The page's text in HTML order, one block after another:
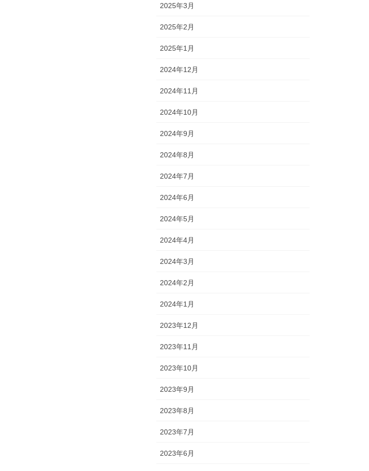
2025年3月
2025年2月
2025年1月
2024年12月
2024年11月
2024年10月
2024年9月
2024年8月
2024年7月
2024年6月
2024年5月
2024年4月
2024年3月
2024年2月
2024年1月
2023年12月
2023年11月
2023年10月
2023年9月
2023年8月
2023年7月
2023年6月